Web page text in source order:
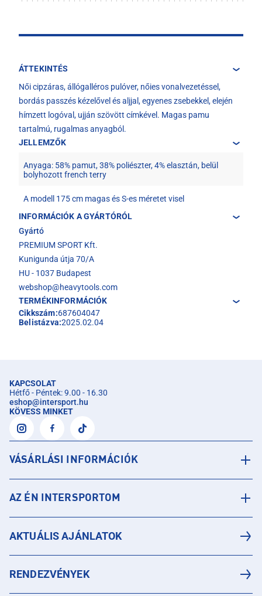
ÁTTEKINTÉS
Női cipzáras, állógalléros pulóver, nőies vonalvezetéssel,
bordás passzés kézelővel és aljjal, egyenes zsebekkel, elején
hímzett logóval, ujján szövött címkével. Magas pamu
tartalmú, rugalmas anyagból.
JELLEMZŐK
Anyaga: 58% pamut, 38% poliészter, 4% elasztán, belül
bolyhozott french terry
A modell 175 cm magas és S-es méretet visel
INFORMÁCIÓK A GYÁRTÓRÓL
Gyártó
PREMIUM SPORT Kft.
Kunigunda útja 70/A
HU - 1037 Budapest
webshop@heavytools.com
TERMÉKINFORMÁCIÓK
Cikkszám:687604047
Belistázva:2025.02.04
KAPCSOLAT
Hétfő - Péntek: 9.00 - 16.30
eshop@intersport.hu
KÖVESS MINKET
VÁSÁRLÁSI INFORMÁCIÓK
AZ ÉN INTERSPORTOM
AKTUÁLIS AJÁNLATOK
RENDEZVÉNYEK